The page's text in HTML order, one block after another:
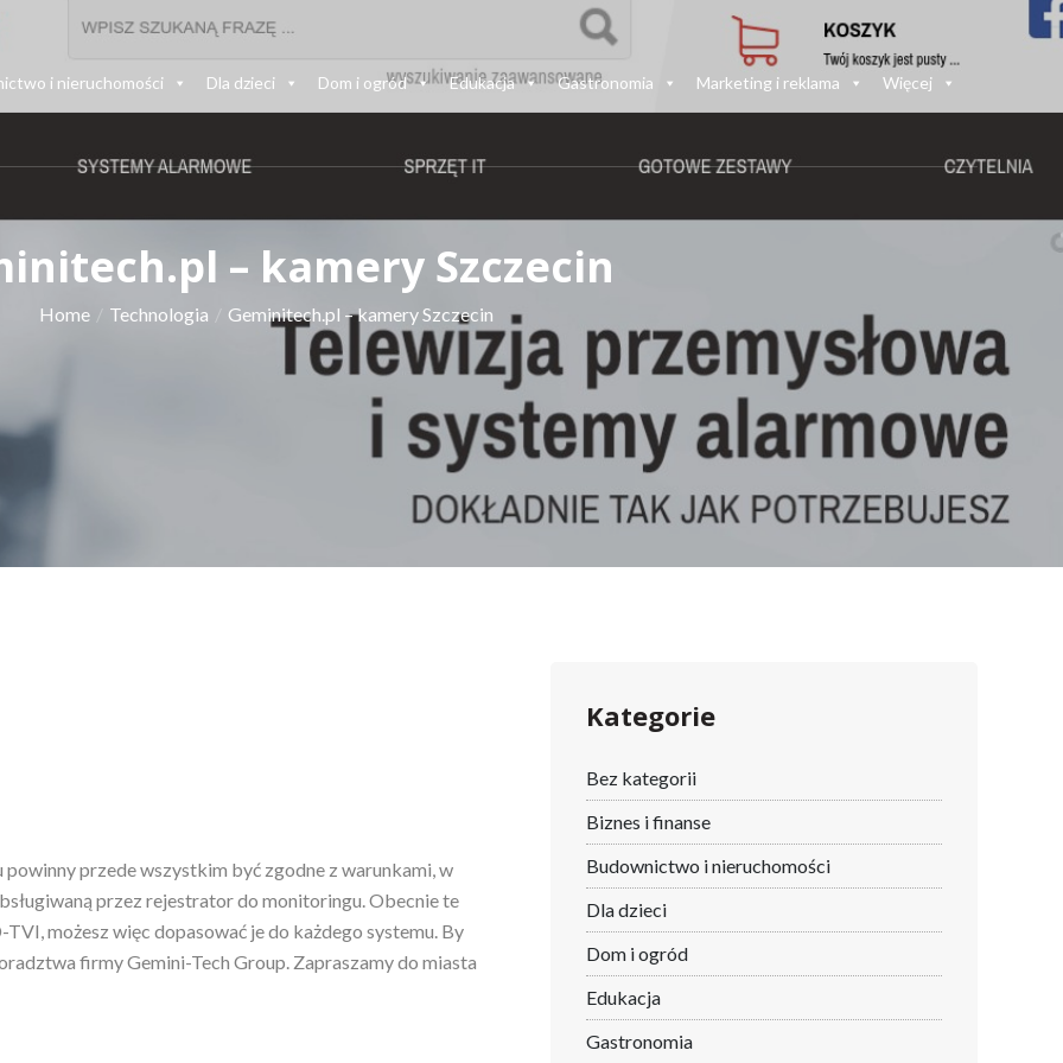
i nieruchomości Dla dzieci Dom i ogród Edukacja Gastronomia Marketing i reklama Więcej
– kamery Szczecin
Home Technologia Geminitech.pl – kamery Szczecin
przede wszystkim być zgodne z warunkami, w
przez rejestrator do monitoringu.Obecnie te
możesz więc dopasować je do każdego systemu. By
firmy Gemini-Tech Group. Zapraszamy do miasta
Kategorie
Bez kategorii
Biznes i finanse
Budownictwo i nieruchomości
Dla dzieci
Dom i ogród
Edukacja
Gastronomia